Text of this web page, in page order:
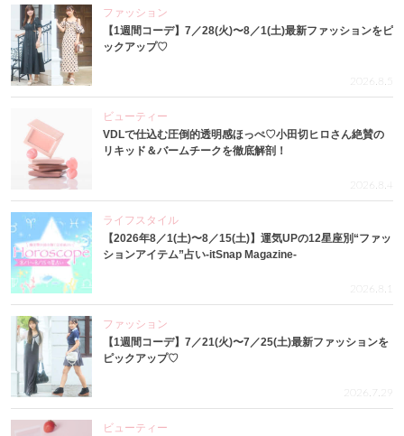
ファッション
【1週間コーデ】7／28(火)〜8／1(土)最新ファッションをピ
ックアップ♡
2026.8.5
ビューティー
VDLで仕込む圧倒的透明感ほっぺ♡小田切ヒロさん絶賛の
リキッド＆バームチークを徹底解剖！
2026.8.4
ライフスタイル
【2026年8／1(土)〜8／15(土)】運気UPの12星座別“ファッ
ションアイテム”占い-itSnap Magazine-
2026.8.1
ファッション
【1週間コーデ】7／21(火)〜7／25(土)最新ファッションを
ピックアップ♡
2026.7.29
ビューティー